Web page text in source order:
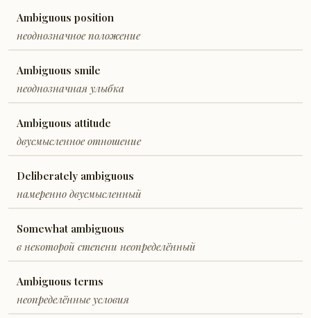
Ambiguous position
неоднозначное положение
Ambiguous smile
неоднозначная улыбка
Ambiguous attitude
двусмысленное отношение
Deliberately ambiguous
намеренно двусмысленный
Somewhat ambiguous
в некоторой степени неопределённый
Ambiguous terms
неопределённые условия